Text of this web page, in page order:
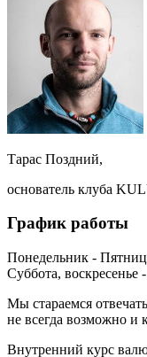
Тарас Поздний,
основатель клуба
График работы
Понедельник -
Суббота,
Мы стараемся
не всегда возможно и
Внутренний курс